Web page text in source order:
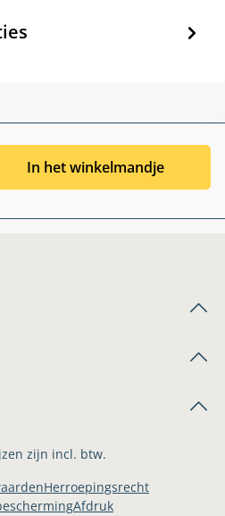
In het winkelmandje
zijn incl. btw.
Herroepingsrecht
Afdruk